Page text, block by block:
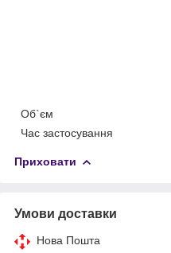
Об`єм
Час застосування
Приховати
Умови доставки
Нова Пошта